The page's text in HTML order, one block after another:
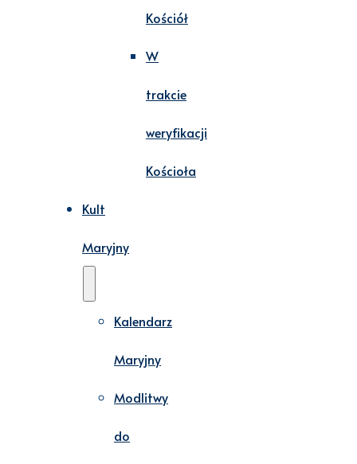
Kościół
W
trakcie
weryfikacji
Kościoła
Kult
Maryjny
Kalendarz
Maryjny
Modlitwy
do